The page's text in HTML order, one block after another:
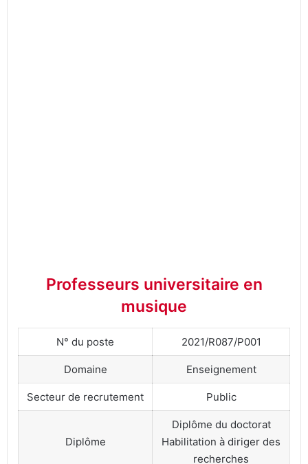
Professeurs universitaire en
musique
N° du poste 2021/R087/P001
Domaine Enseignement
Secteur de recrutement Public
Diplôme
Diplôme du doctorat
Habilitation à diriger des
recherches